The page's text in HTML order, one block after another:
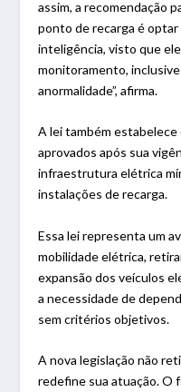
assim, a recomendação
ponto de recarga é
inteligência, visto que
monitoramento,
anormalidade”, afirma.
A lei também
aprovados após sua
infraestrutura elétrica
instalações de recarga.
Essa lei representa um
mobilidade elétrica,
expansão dos veículos
a necessidade de
sem critérios objetivos.
A nova legislação não
redefine sua atuação. O